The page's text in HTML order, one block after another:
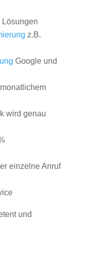
Lösungen
z.B.
Google und
wird genau
einzelne Anruf
und